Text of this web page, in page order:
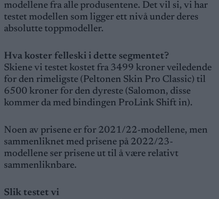
modellene fra alle produsentene. Det vil si, vi har
testet modellen som ligger ett nivå under deres
absolutte toppmodeller.
Hva koster felleski i dette segmentet?
Skiene vi testet kostet fra 3499 kroner veiledende
for den rimeligste (Peltonen Skin Pro Classic) til
6500 kroner for den dyreste (Salomon, disse
kommer da med bindingen ProLink Shift in).
Noen av prisene er for 2021/22-modellene, men
sammenliknet med prisene på 2022/23-
modellene ser prisene ut til å være relativt
sammenliknbare.
Slik testet vi